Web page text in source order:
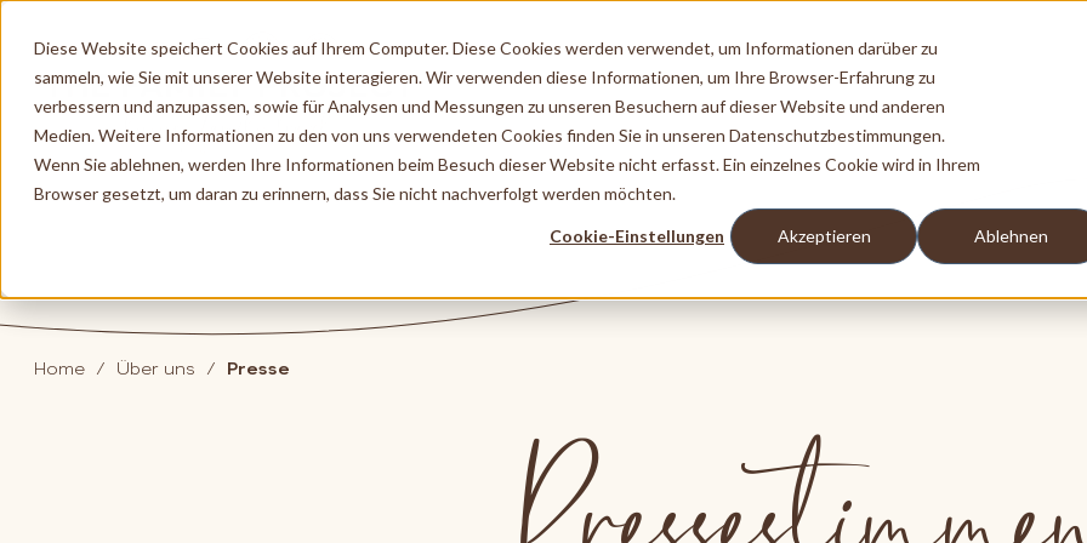
Diese Website speichert Cookies auf Ihrem Computer. Diese Cookies werden verwendet, um Informationen darüber zu
sammeln, wie Sie mit unserer Website interagieren. Wir verwenden diese Informationen, um Ihre Browser-Erfahrung zu
verbessern und anzupassen, sowie für Analysen und Messungen zu unseren Besuchern auf dieser Website und anderen
Medien. Weitere Informationen zu den von uns verwendeten Cookies finden Sie in unseren Datenschutzbestimmungen.
Wenn Sie ablehnen, werden Ihre Informationen beim Besuch dieser Website nicht erfasst. Ein einzelnes Cookie wird in Ihrem
Browser gesetzt, um daran zu erinnern, dass Sie nicht nachverfolgt werden möchten.
Cookie-Einstellungen Akzeptieren Ablehnen
Home Über uns Presse